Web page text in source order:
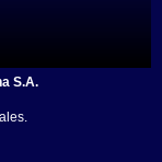
S.A.